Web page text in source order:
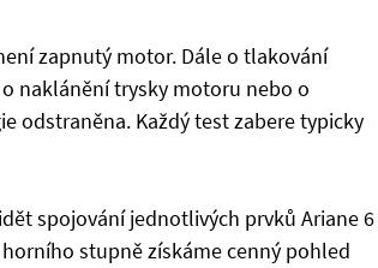
zapnutý motor. Dále o tlakování
naklánění trysky motoru nebo o
odstraněna. Každý test zabere typicky
spojování jednotlivých prvků Ariane 6
stupně získáme cenný pohled